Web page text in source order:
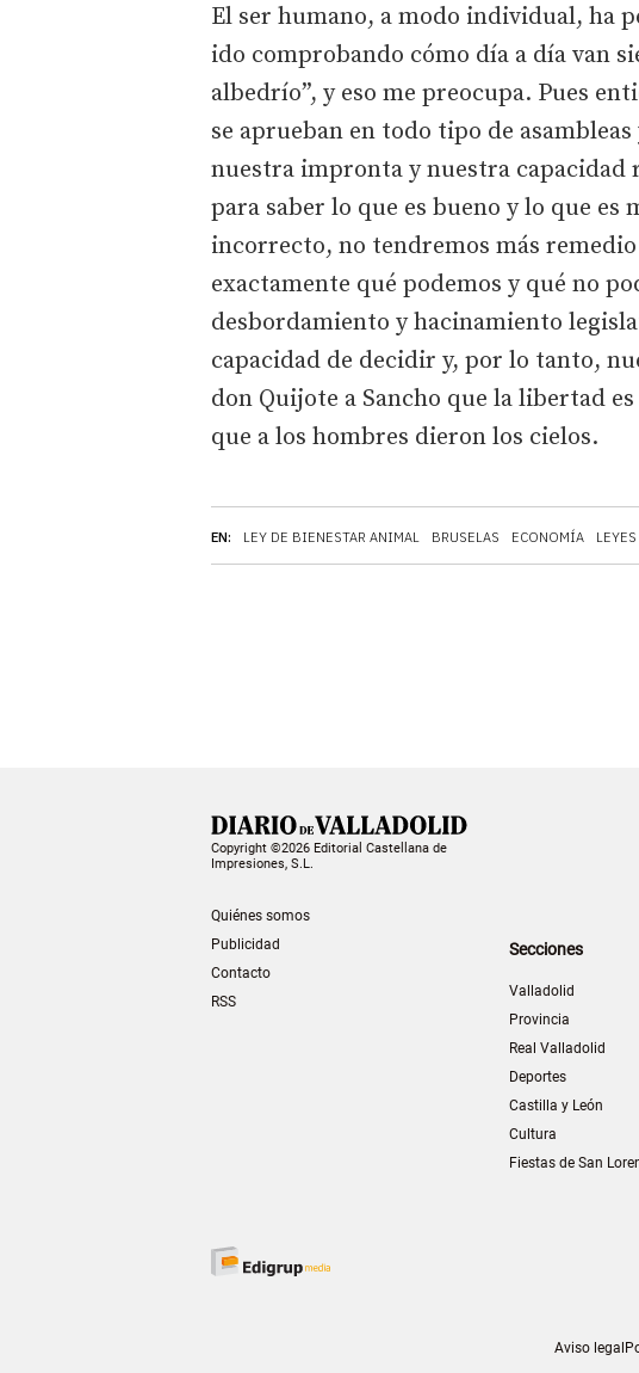
EN: LEY DE BIENESTAR ANIMAL BRUSELAS ECONOMÍA LEYES
El ser humano, a modo individual, ha
ido comprobando cómo día a día van
albedrío”, y eso me preocupa. Pues
se aprueban en todo tipo de
nuestra impronta y nuestra capacidad
para saber lo que es bueno y lo que es
incorrecto, no tendremos más
exactamente qué podemos y qué no
desbordamiento y hacinamiento
capacidad de decidir y, por lo tanto,
don Quijote a Sancho que la libertad
que a los hombres dieron los cielos.
Copyright ©2026 Editorial Castellana de
Impresiones, S.L.
Quiénes somos
Publicidad
Contacto
RSS
Secciones
Valladolid
Provincia
Real Valladolid
Deportes
Castilla y León
Cultura
Fiestas de San
Aviso legal